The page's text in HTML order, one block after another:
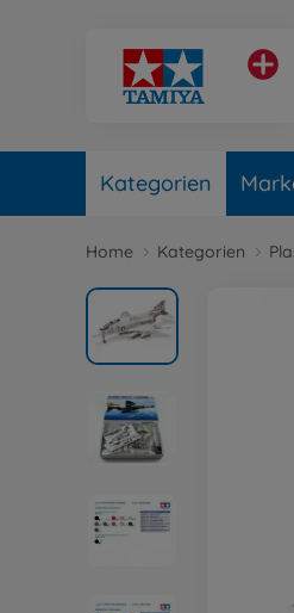
Kategorien
Home Kategorien